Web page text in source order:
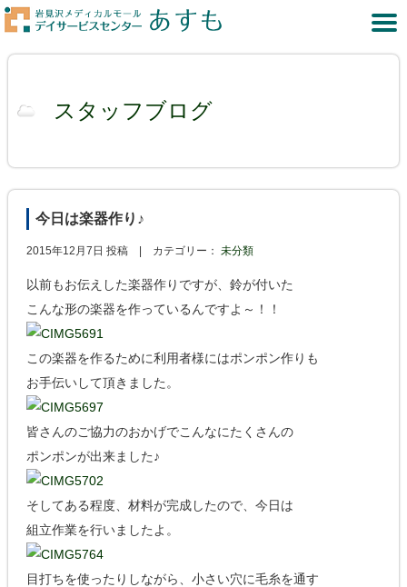
スタッフブログ
今日は楽器作り♪
2015年12月7日 投稿 | カテゴリー：未分類
以前もお伝えした楽器作りですが、鈴が付いた
こんな形の楽器を作っているんですよ～！！
この楽器を作るために利用者様にはポンポン作りも
お手伝いして頂きました。
皆さんのご協力のおかげでこんなにたくさんの
ポンポンが出来ました♪
そしてある程度、材料が完成したので、今日は
組立作業を行いましたよ。
目打ちを使ったりしながら、小さい穴に毛糸を通す